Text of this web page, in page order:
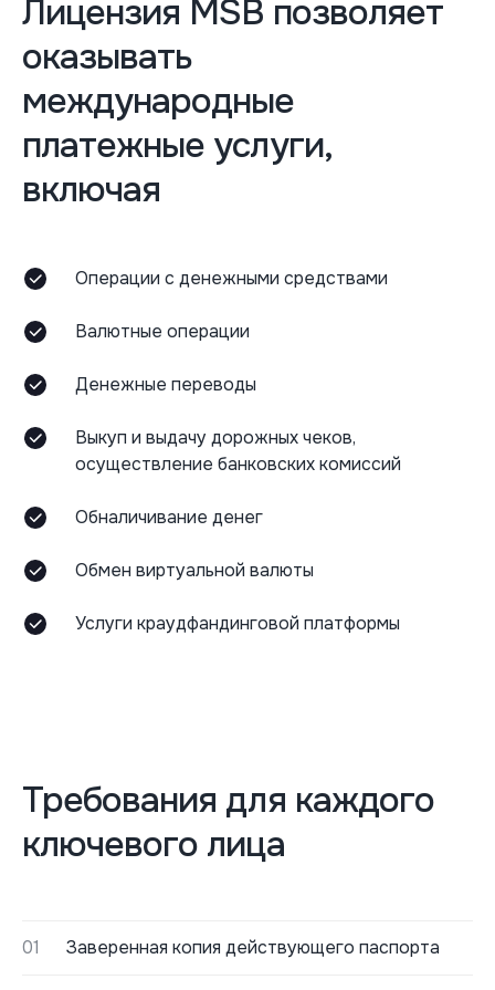
Лицензия MSB позволяет
оказывать
международные
платежные услуги,
включая
Операции с денежными средствами
Валютные операции
Денежные переводы
Выкуп и выдачу дорожных чеков,
осуществление банковских комиссий
Обналичивание денег
Обмен виртуальной валюты
Услуги краудфандинговой платформы
Требования для каждого
ключевого лица
01 Заверенная копия действующего паспорта